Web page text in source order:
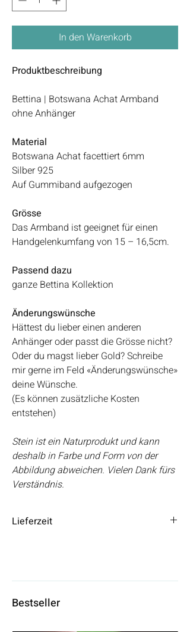
In den Warenkorb
Produktbeschreibung
Bettina | Botswana Achat Armband
ohne Anhänger
Material
Botswana Achat facettiert 6mm
Silber 925
Auf Gummiband aufgezogen
Grösse
Das Armband ist geeignet für einen
Handgelenkumfang von 15 – 16,5cm.
Passend dazu
ganze Bettina Kollektion
Änderungswünsche
Hättest du lieber einen anderen
Anhänger oder passt die Grösse nicht?
Oder du magst lieber Gold? Schreibe
mir gerne im Feld «Änderungswünsche»
deine Wünsche.
(Es können zusätzliche Kosten
entstehen)
Stein ist ein Naturprodukt und kann
deshalb in Farbe und Form von der
Abbildung abweichen. Vielen Dank fürs
Verständnis.
Lieferzeit
Bestseller